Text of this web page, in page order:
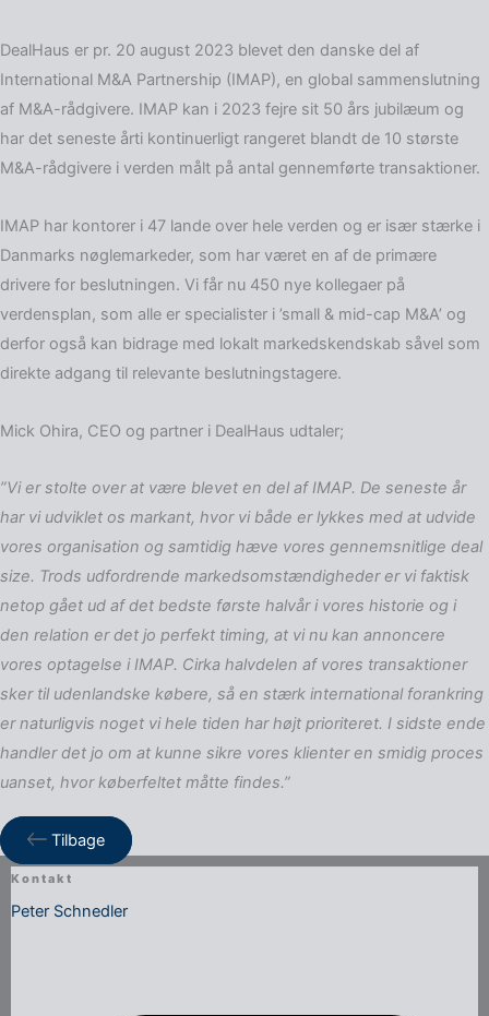
DealHaus er pr. 20 august 2023 blevet den danske del af
International M&A Partnership (IMAP), en global sammenslutning
af M&A-rådgivere. IMAP kan i 2023 fejre sit 50 års jubilæum og
har det seneste årti kontinuerligt rangeret blandt de 10 største
M&A-rådgivere i verden målt på antal gennemførte transaktioner.
IMAP har kontorer i 47 lande over hele verden og er især stærke i
Danmarks nøglemarkeder, som har været en af de primære
drivere for beslutningen. Vi får nu 450 nye kollegaer på
verdensplan, som alle er specialister i ’small & mid-cap M&A’ og
derfor også kan bidrage med lokalt markedskendskab såvel som
direkte adgang til relevante beslutningstagere.
Mick Ohira, CEO og partner i DealHaus udtaler;
”Vi er stolte over at være blevet en del af IMAP. De seneste år
har vi udviklet os markant, hvor vi både er lykkes med at udvide
vores organisation og samtidig hæve vores gennemsnitlige deal
size. Trods udfordrende markedsomstændigheder er vi faktisk
netop gået ud af det bedste første halvår i vores historie og i
den relation er det jo perfekt timing, at vi nu kan annoncere
vores optagelse i IMAP. Cirka halvdelen af vores transaktioner
sker til udenlandske købere, så en stærk international forankring
er naturligvis noget vi hele tiden har højt prioriteret. I sidste ende
handler det jo om at kunne sikre vores klienter en smidig proces
uanset, hvor køberfeltet måtte findes.”
Tilbage
Kontakt
Peter Schnedler